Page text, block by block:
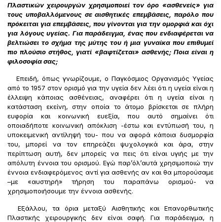
Πλαστικών χειρουργών χρησιμοποιεί τον όρο «ασθενείς» για
τους υποβαλλόμενους σε αισθητικές επεμβάσεις, παρόλο που
πρόκειται για επεμβάσεις, που γίνονται για την ομορφιά και όχι
για λόγους υγείας. Για παράδειγμα, ένας που ενδιαφέρεται να
βελτιώσει το σχήμα της μύτης του ή μια γυναίκα που επιθυμεί
πιο πλούσιο στήθος, γιατί «βαφτίζεται» ασθενής; Ποια είναι η
φιλοσοφία σας;
Επειδή, όπως γνωρίζουμε, ο Παγκόσμιος Οργανισμός Υγείας
από το 1957 στον ορισμό για την υγεία δεν λέει ότι η υγεία είναι η
έλλειψη κάποιας ασθένειας, αναφέρει ότι η υγεία είναι η
κατάσταση εκείνη, στην οποία το άτομο βρίσκεται σε πλήρη
ευφορία και κοινωνική ευεξία, που αυτό σημαίνει ότι
οποιαδήποτε κοινωνική απόκλιση -έστω και εντύπωσή του, η
υποκειμενική αντίληψή του- που να αφορά κάποια δυσμορφία
του, μπορεί να τον επηρεάζει ψυχολογικά και άρα, στην
περίπτωση αυτή, δεν μπορείς να πεις ότι είναι υγιής με την
απόλυτη έννοια του ορισμού. Εγώ παρ’όλ’αυτά χρησιμοποιώ την
έννοια ενδιαφερόμενος αντί για ασθενής αν και θα μπορούσαμε
–με «αυστηρή» τήρηση του παραπάνω ορισμού- να
χρησιμοποιήσουμε την έννοια ασθενής.
Εξάλλου, τα όρια μεταξύ Αισθητικής και Επανορθωτικής
Πλαστικής χειρουργικής δεν είναι σαφή. Για παράδειγμα, η